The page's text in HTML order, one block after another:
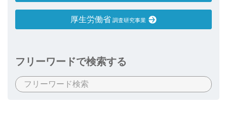
厚生労働省 調査研究事業
フリーワードで検索する